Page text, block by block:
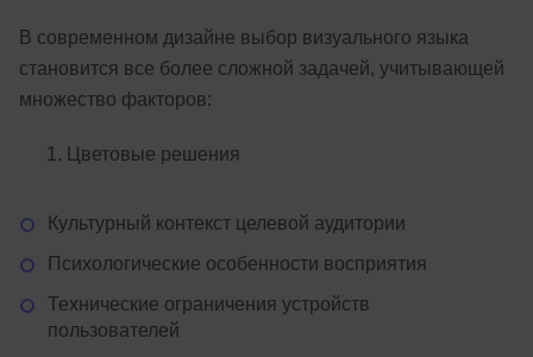
В современном дизайне выбор визуального языка
становится все более сложной задачей, учитывающей
множество факторов:
Цветовые решения
Культурный контекст целевой аудитории
Психологические особенности восприятия
Технические ограничения устройств
пользователей